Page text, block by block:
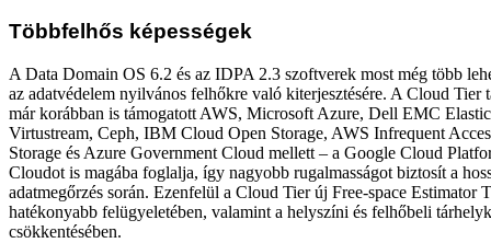
Többfelhős képességek
A Data Domain OS 6.2 és az IDPA 2.3 szoftverek most még több
az adatvédelem nyilvános felhőkre való kiterjesztésére. A Cloud Tier
már korábban is támogatott AWS, Microsoft Azure, Dell EMC
Virtustream, Ceph, IBM Cloud Open Storage, AWS Infrequent
Storage és Azure Government Cloud mellett – a Google Cloud
Cloudot is magába foglalja, így nagyobb rugalmasságot biztosít a
adatmegőrzés során. Ezenfelül a Cloud Tier új Free-space Estimator
hatékonyabb felügyeletében, valamint a helyszíni és felhőbeli
csökkentésében.